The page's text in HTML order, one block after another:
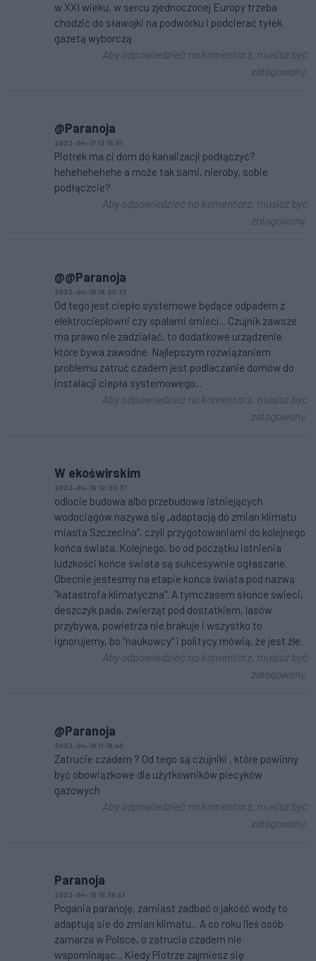
w XXI wieku, w sercu zjednoczonej Europy trzeba
chodzić do sławojki na podwórku i podcierać tyłek
gazetą wyborczą
Aby odpowiedzieć na komentarz, musisz być
zalogowany.
@Paranoja
2023-04-17 13:15:51
Piotrek ma ci dom do kanalizacji podłączyć?
hehehehehehe a może tak sami, nieroby, sobie
podłączcie?
Aby odpowiedzieć na komentarz, musisz być
zalogowany.
@@Paranoja
2023-04-16 18:25:37
Od tego jest ciepło systemowe będące odpadem z
elektrocieplowni czy spalarni śmieci... Czujnik zawsze
ma prawo nie zadziałać, to dodatkowe urządzenie
które bywa zawodne. Najlepszym rozwiązaniem
problemu zatruć czadem jest podlaczanie domów do
instalacji ciepła systemowego...
Aby odpowiedzieć na komentarz, musisz być
zalogowany.
W ekoświrskim
2023-04-16 12:20:37
odlocie budowa albo przebudowa istniejących
wodociągów nazywa się „adaptacją do zmian klimatu
miasta Szczecina”, czyli przygotowaniami do kolejnego
końca świata. Kolejnego, bo od początku istnienia
ludzkości końce świata są sukcesywnie ogłaszane.
Obecnie jesteśmy na etapie końca świata pod nazwą
"katastrofa klimatyczna". A tymczasem słońce świeci,
deszczyk pada, zwierząt pod dostatkiem, lasów
przybywa, powietrza nie brakuje i wszystko to
ignorujemy, bo "naukowcy" i politycy mówią, że jest źle.
Aby odpowiedzieć na komentarz, musisz być
zalogowany.
@Paranoja
2023-04-16 11:18:40
Zatrucie czadem ? Od tego są czujniki , które powinny
być obowiązkowe dla użytkowników piecyków
gazowych
Aby odpowiedzieć na komentarz, musisz być
zalogowany.
Paranoja
2023-04-16 10:38:51
Pogania paranoję, zamiast zadbać o jakość wody to
adaptują sie do zmian klimatu... A co roku ileś osób
zamarza w Polsce, o zatrucia czadem nie
wspominając... Kiedy Piotrze zajmiesz się